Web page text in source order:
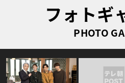
フォトギ
PHOTO